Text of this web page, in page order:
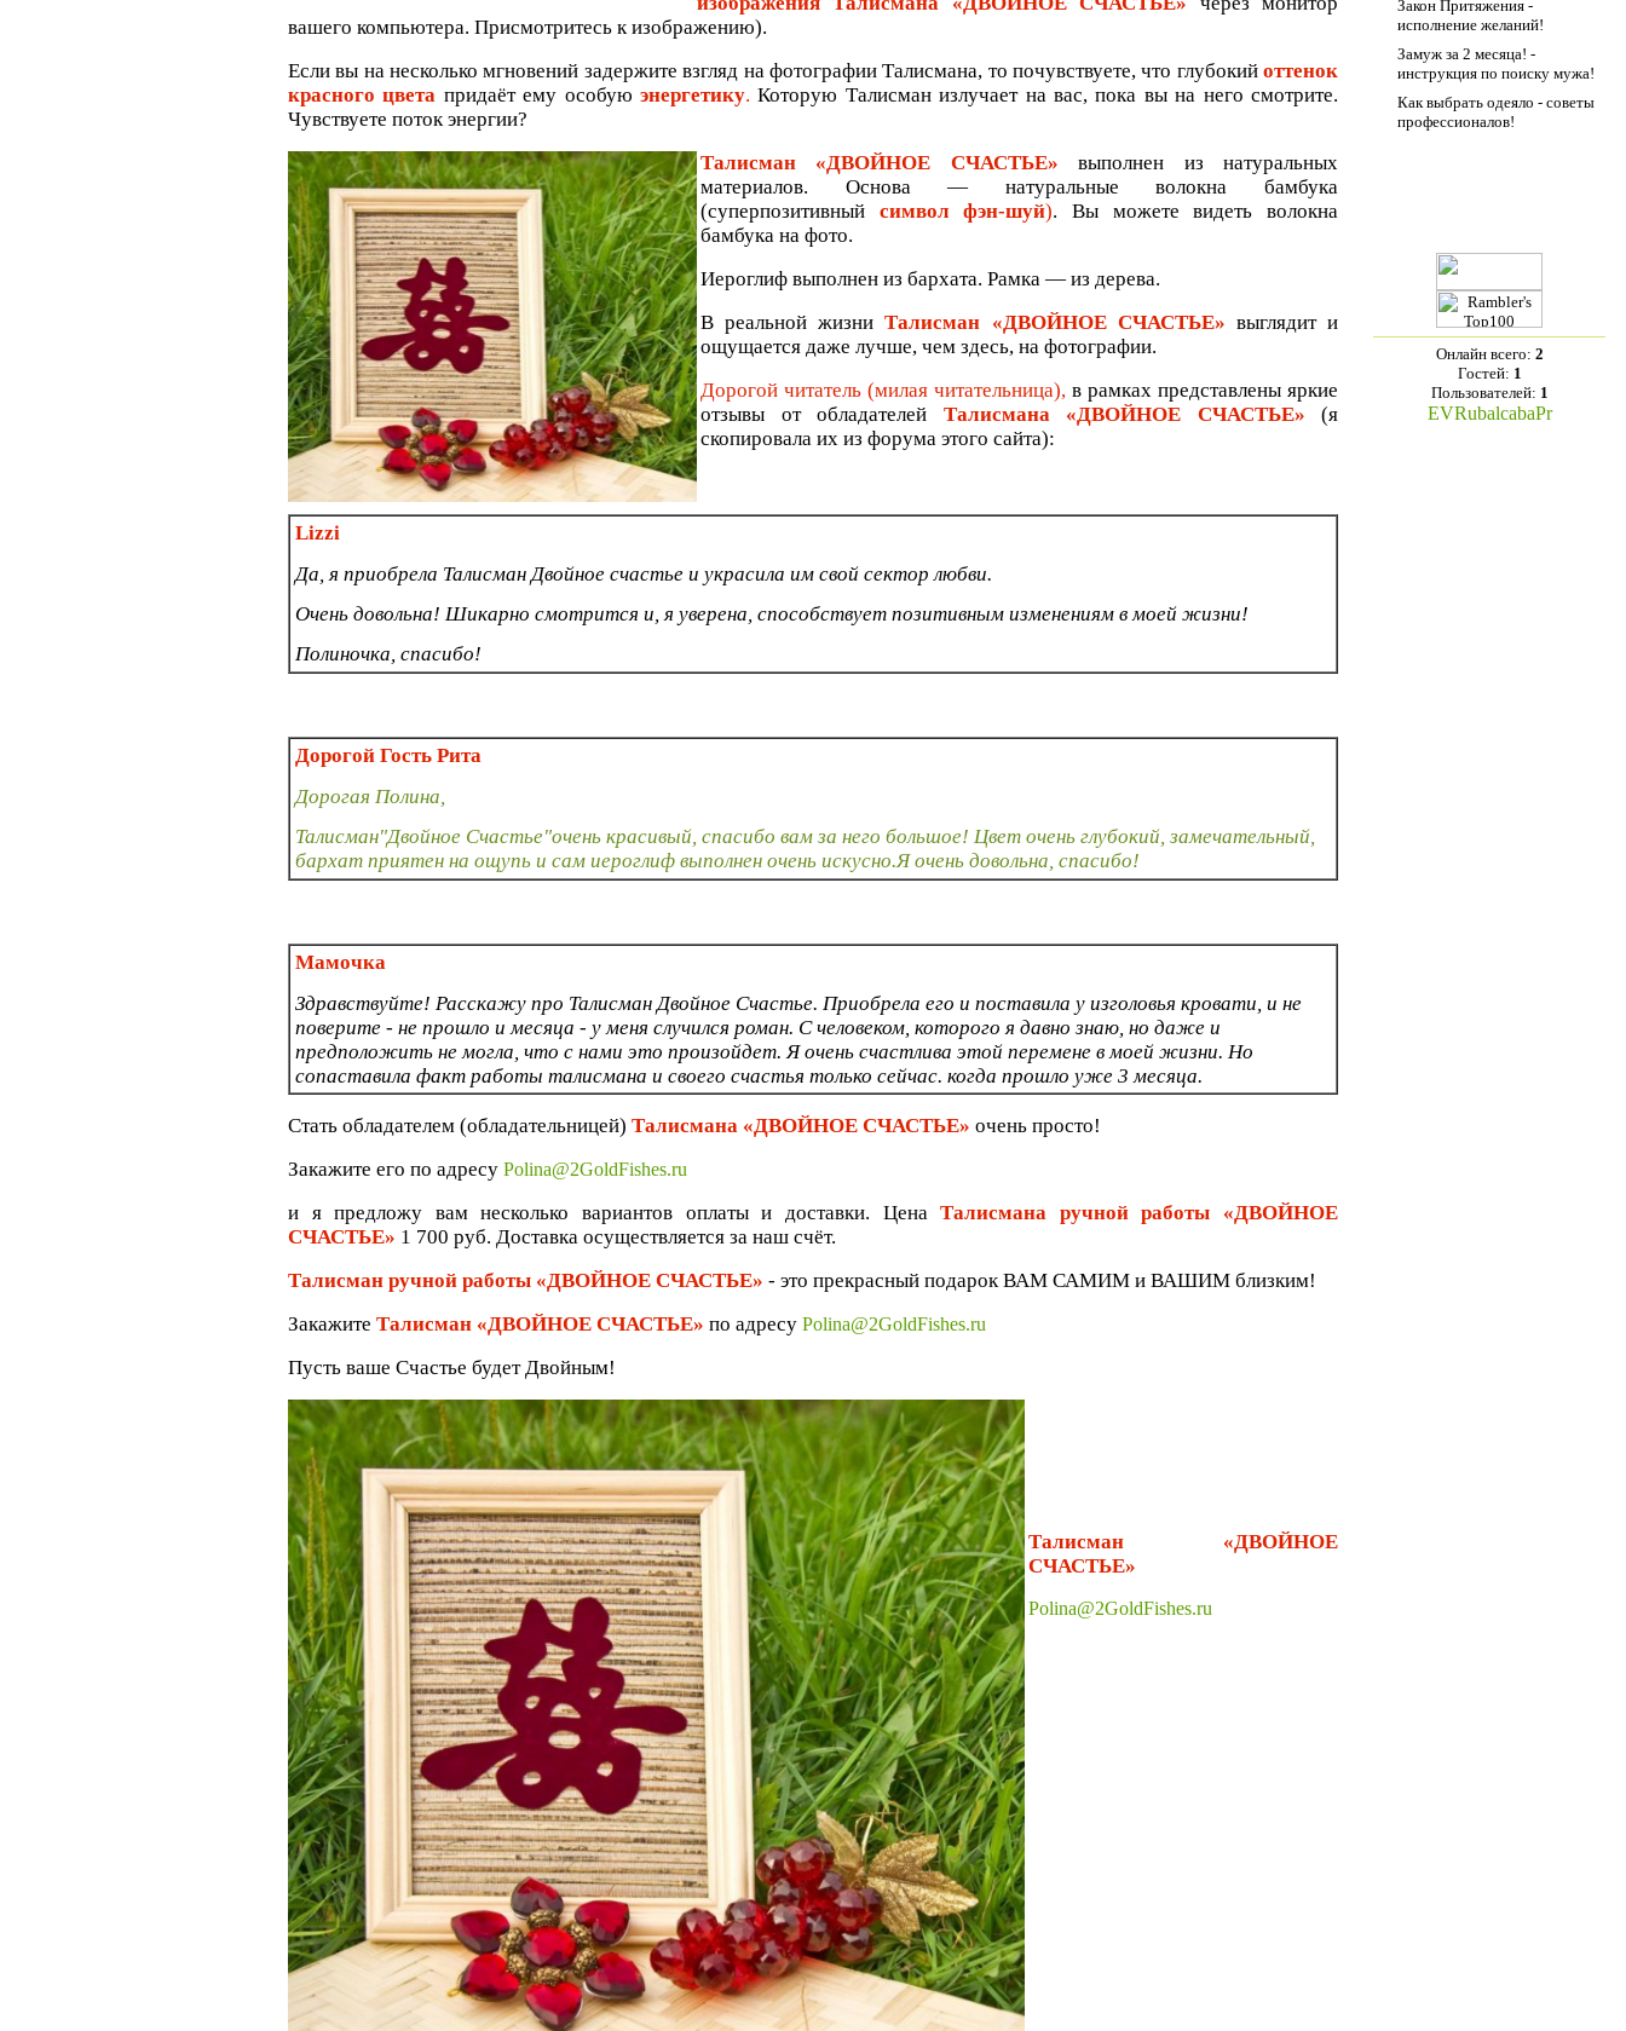
вашего компьютера. Присмотритесь к изображению).
Если вы на несколько мгновений задержите взгляд на фотографии Талисмана, то почувствуете, что глубокий оттенок
красного цвета придаёт ему особуюэнергетику.Которую Талисман излучает на вас, пока вы на него смотрите.
Чувствуете поток энергии?
Талисман «ДВОЙНОЕ СЧАСТЬЕ» выполнен из натуральных
материалов. Основа — натуральные волокна бамбука
(суперпозитивный символ фэн-шуй). Вы можете видеть волокна
бамбука на фото.
Иероглиф выполнен из бархата. Рамка — из дерева.
В реальной жизниТалисман «ДВОЙНОЕ СЧАСТЬЕ» выглядит и
ощущается даже лучше, чем здесь, на фотографии.
Дорогой читатель (милая читательница), в рамках представлены яркие
отзывы от обладателей Талисмана «ДВОЙНОЕ СЧАСТЬЕ» (я
скопировала их из форума этого сайта):
Lizzi
Да, я приобрела Талисман Двойное счастье и украсила им свой сектор любви.
Очень довольна! Шикарно смотрится и, я уверена, способствует позитивным изменениям в моей жизни!
Полиночка, спасибо!
Дорогой Гость Рита
Дорогая Полина,
Талисман"Двойное Счастье"очень красивый, спасибо вам за него большое! Цвет очень глубокий, замечательный,
бархат приятен на ощупь и сам иероглиф выполнен очень искусно.Я очень довольна, спасибо!
Мамочка
Здравствуйте! Расскажу про Талисман Двойное Счастье. Приобрела его и поставила у изголовья кровати, и не
поверите - не прошло и месяца - у меня случился роман. С человеком, которого я давно знаю, но даже и
предположить не могла, что с нами это произойдет. Я очень счастлива этой перемене в моей жизни. Но
сопаставила факт работы талисмана и своего счастья только сейчас. когда прошло уже 3 месяца.
Стать обладателем (обладательницей) Талисмана «ДВОЙНОЕ СЧАСТЬЕ» очень просто!
Закажите его по адресу Polina@2GoldFishes.ru
и я предложу вам несколько вариантов оплаты и доставки. ЦенаТалисмана ручной работы «ДВОЙНОЕ
СЧАСТЬЕ» 1 700 руб. Доставка осуществляется за наш счёт.
Талисман ручной работы «ДВОЙНОЕ СЧАСТЬЕ» - это прекрасный подарок ВАМ САМИМ и ВАШИМ близким!
Закажите Талисман «ДВОЙНОЕ СЧАСТЬЕ» по адресу Polina@2GoldFishes.ru
Пусть ваше Счастье будет Двойным!
Талисман «ДВОЙНОЕ
СЧАСТЬЕ»
Polina@2GoldFishes.ru
Закон Притяжения -
исполнение желаний!
Замуж за 2 месяца! -
инструкция по поиску мужа!
Как выбрать одеяло - советы
профессионалов!
Онлайн всего: 2
Гостей: 1
Пользователей: 1
EVRubalcabaPr